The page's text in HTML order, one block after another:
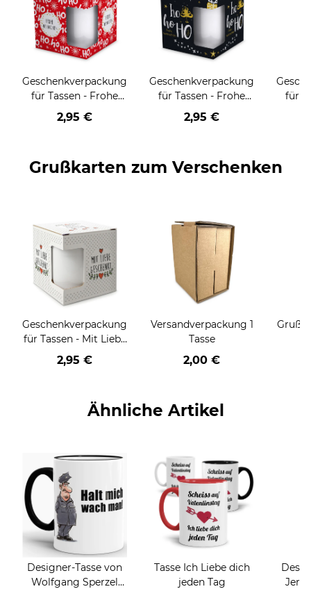
Geschenkverpackung
für Tassen - Frohe
Weihnachten - HO
HO HO - rot
2,95 €
Geschenkverpackung
für Tassen - Frohe
Weihnachten - HO
HO HO - schwarz
2,95 €
für
Grußkarten zum Verschenken
Geschenkverpackung
für Tassen - Mit Liebe
geschenkt
2,95 €
Versandverpackung 1
Tasse
2,00 €
Ähnliche Artikel
Designer-Tasse von
Wolfgang Sperzel
Tasse Ich Liebe dich
jeden Tag